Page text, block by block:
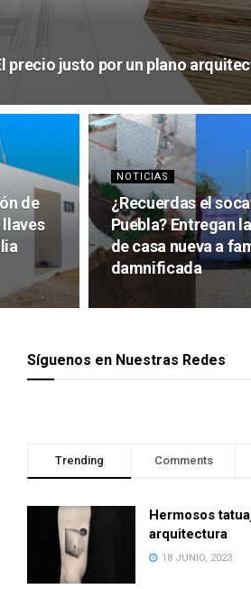
precio justo por un plano
de
llaves
NOTICIAS
¿Recuerdas el
Puebla? Entregan
de casa nueva a
damnificada
Síguenos en Nuestras Redes
Trending Comments
Hermosos
arquitectura
18 JUNIO, 2023